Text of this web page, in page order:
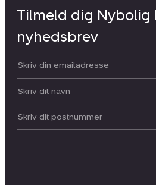
Tilmeld dig Nybolig
nyhedsbrev
Din email:
Dit navn:
Postnummer